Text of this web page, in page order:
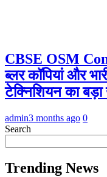
CBSE OSM
ब्लर कॉपियां और
टेक्निशियन का
admin3 months ago 0
Search
Trending News